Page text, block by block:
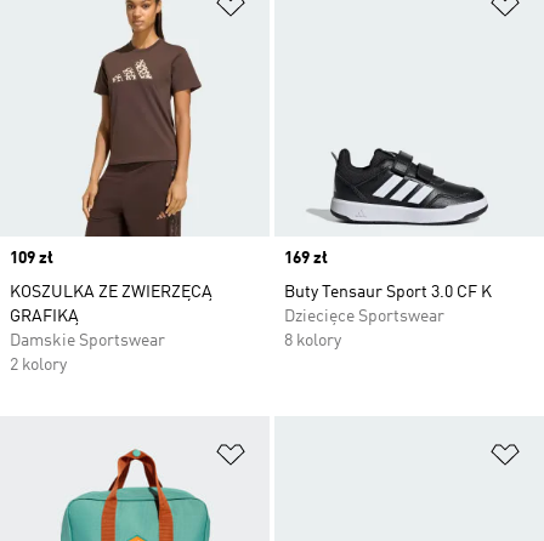
Price
109 zł
KOSZULKA ZE ZWIERZĘCĄ
GRAFIKĄ
Damskie Sportswear
2 kolory
Price
169 zł
Buty Tensaur Sport 3.0 CF K
Dziecięce Sportswear
8 kolory